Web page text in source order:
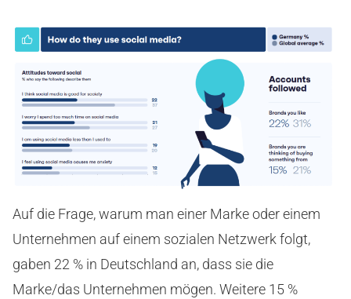
Auf die Frage, warum man einer Marke oder einem
Unternehmen auf einem sozialen Netzwerk folgt,
gaben 22 % in Deutschland an, dass sie die
Marke/das Unternehmen mögen. Weitere 15 %